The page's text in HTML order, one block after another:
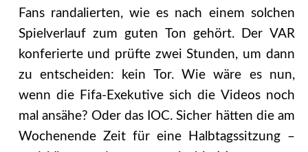
Fans randalierten, wie es nach einem solchen
Spielverlauf zum guten Ton gehört. Der VAR
konferierte und prüfte zwei Stunden, um dann
zu entscheiden: kein Tor. Wie wäre es nun,
wenn die Fifa-Exekutive sich die Videos noch
mal ansähe? Oder das IOC. Sicher hätten die am
Wochenende Zeit für eine Halbtagssitzung –